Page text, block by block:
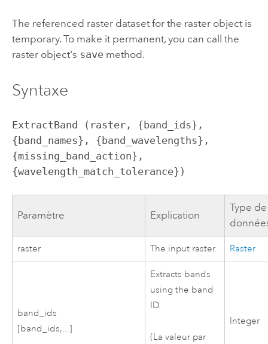
The referenced raster dataset for the raster object is
temporary. To make it permanent, you can call the
raster object's savemethod.
Syntaxe
ExtractBand (raster, {band_ids},
{band_names}, {band_wavelengths},
{missing_band_action},
{wavelength_match_tolerance})
Paramètre Explication
Type de
raster The input raster. Raster
band_ids
[band_ids,...]
Extracts bands
using the band
ID.
(La valeur par
Integer